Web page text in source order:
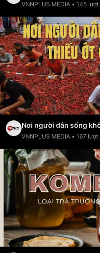
VNNPLUS MEDIA • 145 lượt
Nơi người dân sống
VNNPLUS MEDIA • 167 lượt